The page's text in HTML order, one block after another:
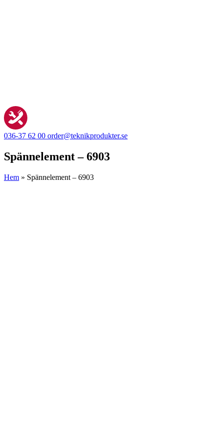
036-37 62 00 order@teknikprodukter.se
Spännelement – 6903
Hem » Spännelement – 6903